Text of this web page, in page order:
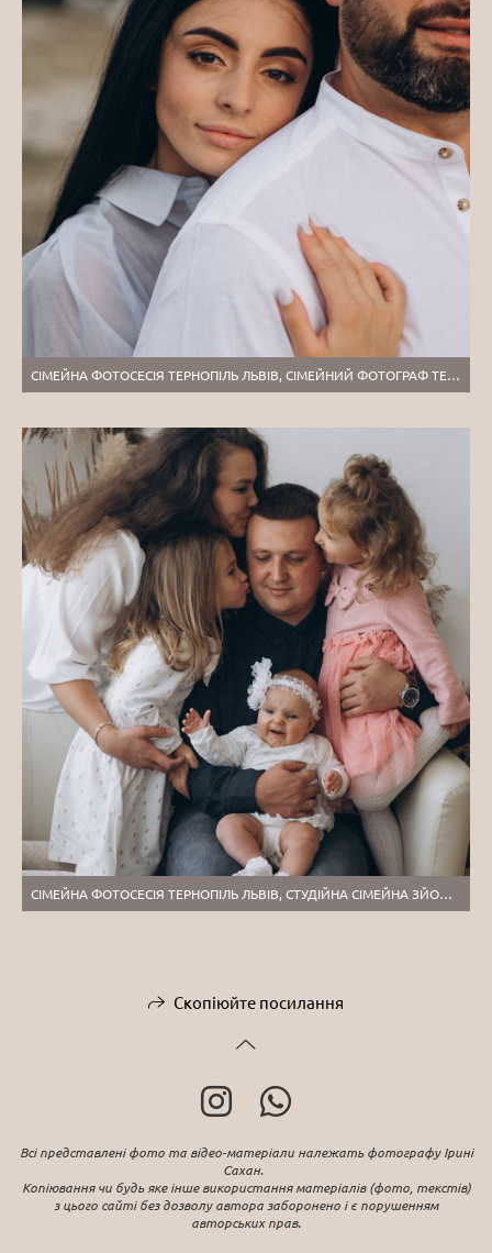
СІМЕЙНА ФОТОСЕСІЯ ТЕРНОПІЛЬ ЛЬВІВ, СІМЕЙНИЙ ФОТОГРАФ ТЕРНОПІЛЬ, ЗЙОМКА ЛАВСТОРІ
СІМЕЙНА ФОТОСЕСІЯ ТЕРНОПІЛЬ ЛЬВІВ, СТУДІЙНА СІМЕЙНА ЗЙОМКА З ДІТЬМИ
Скопіюйте посилання
Всі представлені фото та відео-матеріали належать фотографу Ірині
Сахан.
Копіювання чи будь яке інше використання матеріалів (фото, текстів)
з цього сайті без дозволу автора заборонено і є порушенням
авторських прав.